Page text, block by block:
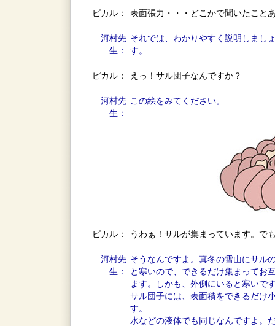
ピカル： 表面張力・・・どこかで聞いたこと
河村先
生：
それでは、わかりやすく説明しまし
す。
ピカル： えっ！サル団子なんですか？
河村先
生：
この絵をみてください。
ピカル： うわぁ！サルが集まっています。で
河村先
生：
そうなんですよ。真冬の雪山にサル
と寒いので、できるだけ集まってお
ます。しかも、外側にいると寒いで
サル団子には、表面積をできるだけ
す。
水などの液体でも同じなんですよ。